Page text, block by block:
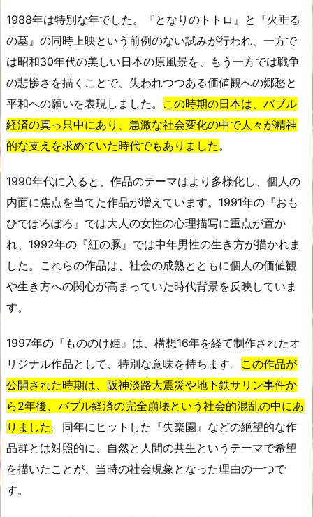
1988年は特別な年でした。『となりのトトロ』と『火垂る
の墓』の同時上映という前例のない試みが行われ、一方で
は昭和30年代の美しい日本の原風景を、もう一方では戦争
の悲惨さを描くことで、失われつつある価値観への郷愁と
平和への願いを表現しました。 この時期の日本は、バブル
経済の真っ只中にあり、急激な社会変化の中で人々が精神
的な支えを求めていた時代でもありました。
1990年代に入ると、作品のテーマはより多様化し、個人の
内面に焦点を当てた作品が増えています。1991年の『おも
ひでぽろぽろ』では大人の女性の心理描写に重点が置か
れ、1992年の『紅の豚』では中年男性の生き方が描かれま
した。これらの作品は、社会の成熟とともに個人の価値観
や生き方への関心が高まっていた時代背景を反映していま
す。
1997年の『もののけ姫』は、構想16年を経て制作されたオ
リジナル作品として、特別な意味を持ちます。 この作品が
公開された時期は、阪神淡路大震災や地下鉄サリン事件か
ら2年後、バブル経済の完全崩壊という社会的混乱の中にあ
りました 。同年にヒットした『失楽園』などの絶望的な作
品群とは対照的に、自然と人間の共生というテーマで希望
を描いたことが、当時の社会現象となった理由の一つで
す。